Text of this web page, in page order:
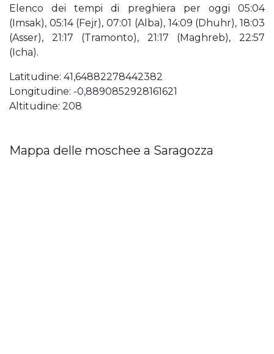
Elenco dei tempi di preghiera per oggi 05:04
(Imsak), 05:14 (Fejr), 07:01 (Alba), 14:09 (Dhuhr), 18:03
(Asser), 21:17 (Tramonto), 21:17 (Maghreb), 22:57
(Icha).
Latitudine: 41,64882278442382
Longitudine: -0,8890852928161621
Altitudine: 208
Mappa delle moschee a Saragozza